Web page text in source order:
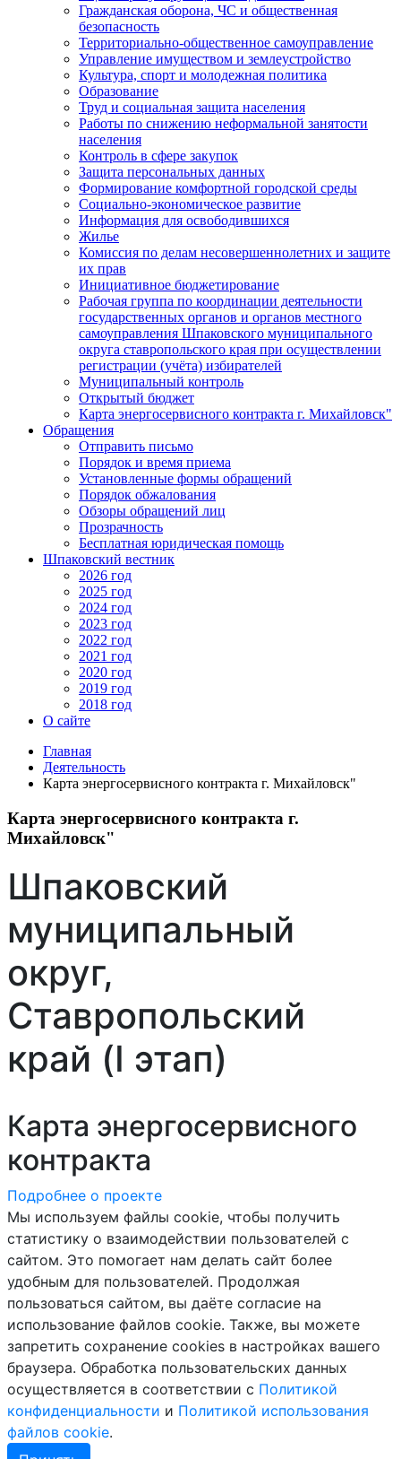
Гражданская оборона, ЧС и общественная
безопасность
Территориально-общественное самоуправление
Управление имуществом и землеустройство
Культура, спорт и молодежная политика
Образование
Труд и социальная защита населения
Работы по снижению неформальной занятости
населения
Контроль в сфере закупок
Защита персональных данных
Формирование комфортной городской среды
Социально-экономическое развитие
Информация для освободившихся
Жилье
Комиссия по делам несовершеннолетних и защите
их прав
Инициативное бюджетирование
Рабочая группа по координации деятельности
государственных органов и органов местного
самоуправления Шпаковского муниципального
округа ставропольского края при осуществлении
регистрации (учёта) избирателей
Муниципальный контроль
Открытый бюджет
Карта энергосервисного контракта г. Михайловск"
Обращения
Отправить письмо
Порядок и время приема
Установленные формы обращений
Порядок обжалования
Обзоры обращений лиц
Прозрачность
Бесплатная юридическая помощь
Шпаковский вестник
2026 год
2025 год
2024 год
2023 год
2022 год
2021 год
2020 год
2019 год
2018 год
О сайте
Главная
Деятельность
Карта энергосервисного контракта г. Михайловск"
Карта энергосервисного контракта г.
Михайловск"